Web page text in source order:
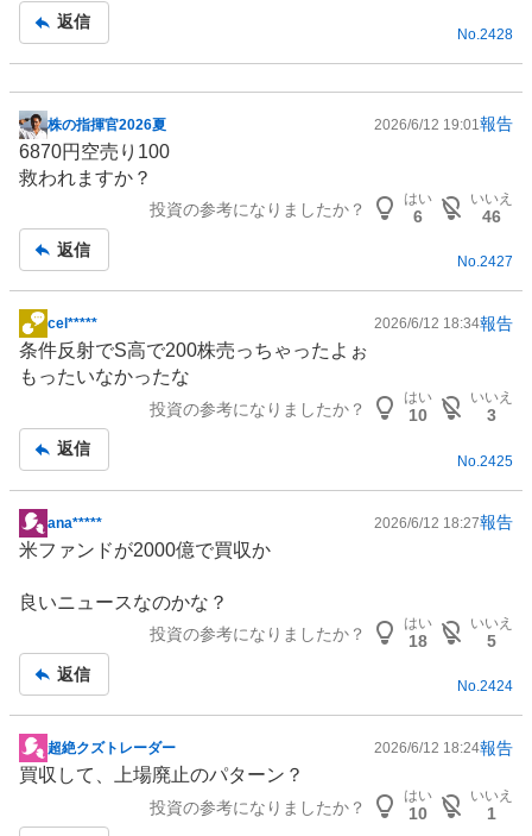
返信
No. 2428
掲
示
板
株の指揮官2026夏 2026/6/12 19:01 報告
6870円空売り100
救われますか？
投資の参考になりましたか？
はい
6
いいえ
46
返信
No.2427
掲
示
板
cel***** 2026/6/12 18:34報告
条件反射でS高で200株売っちゃったよぉ
もったいなかったな
投資の参考になりましたか？
はい
10
いいえ
3
返信
No. 2425
掲
示
記
ana***** 2026/6/12 18:27報告
米ファンドが2000億で買収か
良いニュースなのかな？
投資の参考になりましたか？
はい
18
いいえ
5
返信
No.2424
掲
示
超絶クズトレーダー 2026/6/12 18:24報告
買収して、上場廃止のパターン？
投資の参考になりましたか？
はい
10
いいえ
1